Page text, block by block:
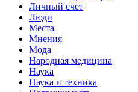
Личный счет
Люди
Места
Мнения
Мода
Народная медицина
Наука
Наука и техника